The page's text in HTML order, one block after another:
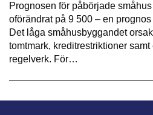
Prognosen för påbörjade
oförändrat på 9 500 – en
Det låga småhusbyggandet
tomtmark, kreditrestriktioner samt
regelverk. För…